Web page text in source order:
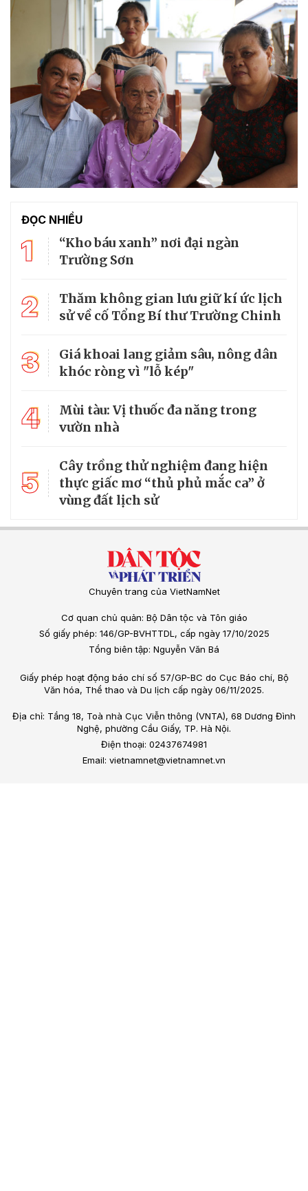
ĐỌC NHIỀU
1
“Kho báu xanh” nơi đại ngàn
Trường Sơn
2
Thăm không gian lưu giữ kí ức lịch
sử về cố Tổng Bí thư Trường Chinh
3
Giá khoai lang giảm sâu, nông dân
khóc ròng vì "lỗ kép"
4
Mùi tàu: Vị thuốc đa năng trong
vườn nhà
5
Cây trồng thử nghiệm đang hiện
thực giấc mơ “thủ phủ mắc ca” ở
vùng đất lịch sử
Chuyên trang của VietNamNet
Cơ quan chủ quản: Bộ Dân tộc và Tôn giáo
Số giấy phép: 146/GP-BVHTTDL, cấp ngày 17/10/2025
Tổng biên tập: Nguyễn Văn Bá
Giấy phép hoạt động báo chí số 57/GP-BC do Cục Báo chí, Bộ
Văn hóa, Thể thao và Du lịch cấp ngày 06/11/2025.
Địa chỉ: Tầng 18, Toà nhà Cục Viễn thông (VNTA), 68 Dương Đình
Nghệ, phường Cầu Giấy, TP. Hà Nội.
Điện thoại: 02437674981
Email: vietnamnet@vietnamnet.vn